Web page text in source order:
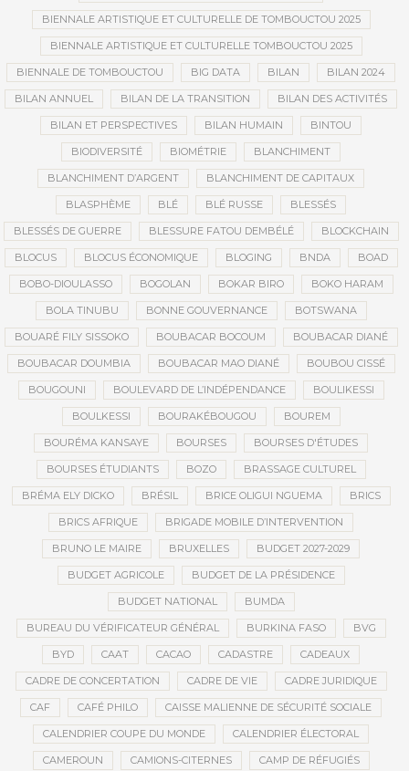
BIENNALE ARTISTIQUE ET CULTURELLE DE TOMBOUCTOU 2025
BIENNALE ARTISTIQUE ET CULTURELLE TOMBOUCTOU 2025
BIENNALE DE TOMBOUCTOU BIG DATA BILAN BILAN 2024
BILAN ANNUEL BILAN DE LA TRANSITION BILAN DES ACTIVITÉS
BILAN ET PERSPECTIVES BILAN HUMAIN BINTOU
BIODIVERSITÉ BIOMÉTRIE BLANCHIMENT
BLANCHIMENT D’ARGENT BLANCHIMENT DE CAPITAUX
BLASPHÈME BLÉ BLÉ RUSSE BLESSÉS
BLESSÉS DE GUERRE BLESSURE FATOU DEMBÉLÉ BLOCKCHAIN
BLOCUS BLOCUS ÉCONOMIQUE BLOGING BNDA BOAD
BOBO-DIOULASSO BOGOLAN BOKAR BIRO BOKO HARAM
BOLA TINUBU BONNE GOUVERNANCE BOTSWANA
BOUARÉ FILY SISSOKO BOUBACAR BOCOUM BOUBACAR DIANÉ
BOUBACAR DOUMBIA BOUBACAR MAO DIANÉ BOUBOU CISSÉ
BOUGOUNI BOULEVARD DE L’INDÉPENDANCE BOULIKESSI
BOULKESSI BOURAKÉBOUGOU BOUREM
BOURÉMA KANSAYE BOURSES BOURSES D'ÉTUDES
BOURSES ÉTUDIANTS BOZO BRASSAGE CULTUREL
BRÉMA ELY DICKO BRÉSIL BRICE OLIGUI NGUEMA BRICS
BRICS AFRIQUE BRIGADE MOBILE D’INTERVENTION
BRUNO LE MAIRE BRUXELLES BUDGET 2027-2029
BUDGET AGRICOLE BUDGET DE LA PRÉSIDENCE
BUDGET NATIONAL BUMDA
BUREAU DU VÉRIFICATEUR GÉNÉRAL BURKINA FASO BVG
BYD CAAT CACAO CADASTRE CADEAUX
CADRE DE CONCERTATION CADRE DE VIE CADRE JURIDIQUE
CAF CAFÉ PHILO CAISSE MALIENNE DE SÉCURITÉ SOCIALE
CALENDRIER COUPE DU MONDE CALENDRIER ÉLECTORAL
CAMEROUN CAMIONS-CITERNES CAMP DE RÉFUGIÉS